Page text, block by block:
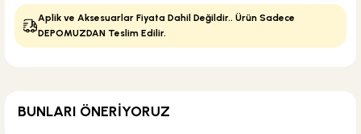
Aplik ve Aksesuarlar Fiyata Dahil Değildir.. Ürün Sadece
DEPOMUZDAN Teslim Edilir.
BUNLARI ÖNERİYORUZ